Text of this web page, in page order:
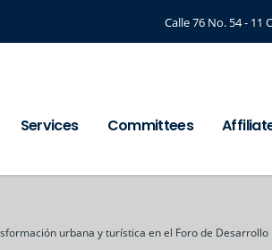
Calle 76 No. 54 - 11
Services Committees
urbana y turística en el Foro de Desarrollo